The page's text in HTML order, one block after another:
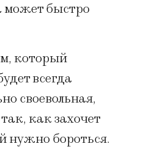
может быстро
который
всегда
своевольная,
как захочет
нужно бороться.